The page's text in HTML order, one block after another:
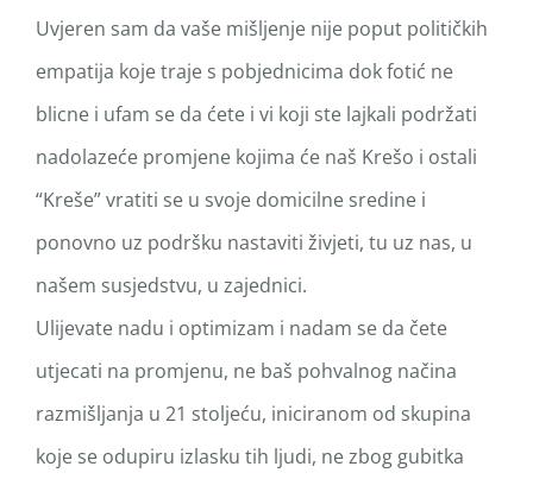
Uvjeren sam da vaše mišljenje nije poput političkih
empatija koje traje s pobjednicima dok fotić ne
blicne i ufam se da ćete i vi koji ste lajkali podržati
nadolazeće promjene kojima će naš Krešo i ostali
“Kreše” vratiti se u svoje domicilne sredine i
ponovno uz podršku nastaviti živjeti, tu uz nas, u
našem susjedstvu, u zajednici.
Ulijevate nadu i optimizam i nadam se da čete
utjecati na promjenu, ne baš pohvalnog načina
razmišljanja u 21 stoljeću, iniciranom od skupina
koje se odupiru izlasku tih ljudi, ne zbog gubitka